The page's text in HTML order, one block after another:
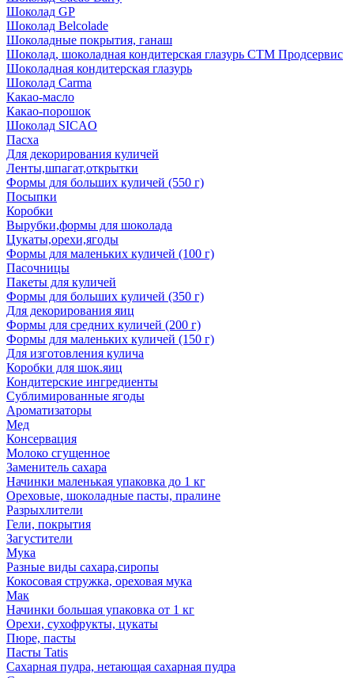
Шоколад GP
Шоколад Belcolade
Шоколадные покрытия, ганаш
Шоколад, шоколадная кондитерская глазурь СТМ Продсервис
Шоколадная кондитерская глазурь
Шоколад Carma
Какао-масло
Какао-порошок
Шоколад SICAO
Пасха
Для декорирования куличей
Ленты,шпагат,открытки
Формы для больших куличей (550 г)
Посыпки
Коробки
Вырубки,формы для шоколада
Цукаты,орехи,ягоды
Формы для маленьких куличей (100 г)
Пасочницы
Пакеты для куличей
Формы для больших куличей (350 г)
Для декорирования яиц
Формы для средних куличей (200 г)
Формы для маленьких куличей (150 г)
Для изготовления кулича
Коробки для шок.яиц
Кондитерские ингредиенты
Сублимированные ягоды
Ароматизаторы
Мед
Консервация
Молоко сгущенное
Заменитель сахара
Начинки маленькая упаковка до 1 кг
Ореховые, шоколадные пасты, пралине
Разрыхлители
Гели, покрытия
Загустители
Мука
Разные виды сахара,сиропы
Кокосовая стружка, ореховая мука
Мак
Начинки большая упаковка от 1 кг
Орехи, сухофрукты, цукаты
Пюре, пасты
Пасты Tatis
Сахарная пудра, нетающая сахарная пудра